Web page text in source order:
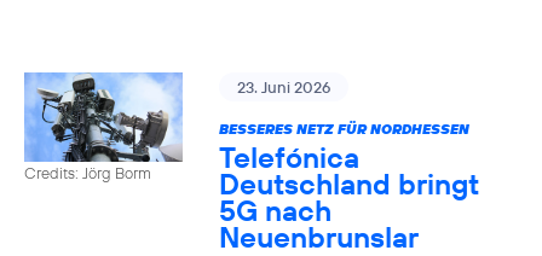
Credits: Jörg Borm
23. Juni 2026
BESSERES NETZ FÜR NORDHESSEN
Telefónica
Deutschland bringt
5G nach
Neuenbrunslar